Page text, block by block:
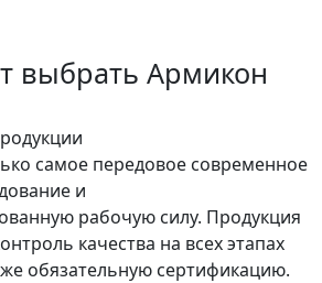
выбрать Армикон
самое передовое современное
и
рабочую силу. Продукция
качества на всех этапах
обязательную сертификацию.